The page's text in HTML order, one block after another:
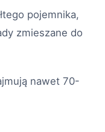
pojemnika,
zmieszane do
nawet 70-